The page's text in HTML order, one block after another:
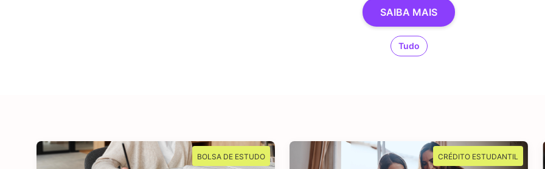
SAIBA MAIS
Tudo
BOLSA DE ESTUDO CRÉDITO ESTUDANTIL